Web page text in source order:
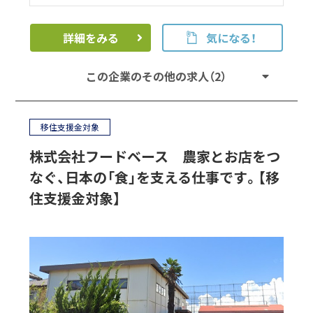
詳細をみる 気になる！
この企業のその他の求人（2）
移住支援金対象
株式会社フードベース 農家とお店をつ
なぐ、日本の「食」を支える仕事です。【移
住支援金対象】